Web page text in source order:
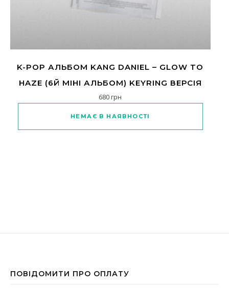
K-POP АЛЬБОМ KANG DANIEL – GLOW TO
HAZE (6Й МІНІ АЛЬБОМ) KEYRING ВЕРСІЯ
680грн
НЕМАЄ В НАЯВНОСТІ
ПОВІДОМИТИ ПРО ОПЛАТУ